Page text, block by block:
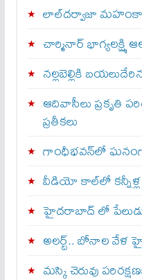
లాల్‌దర్వాజా
చార్మినార్‌ భాగ్యలక్ష్మి
నల్లబెల్లికి
ఆదివాసీలు ప్రకృతి
ప్రతీకలు
గాంధీభవన్‌లో
వీడియో కాల్‌లో కన్నీళ్ల
హైదరాబాద్ లో
అలర్ట్‌.. బోనాల వేళ
మస్కి చెరువు